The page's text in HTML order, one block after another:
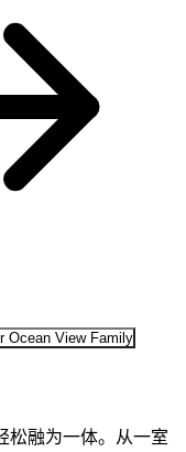
Ocean View Family
松融为一体。从一室